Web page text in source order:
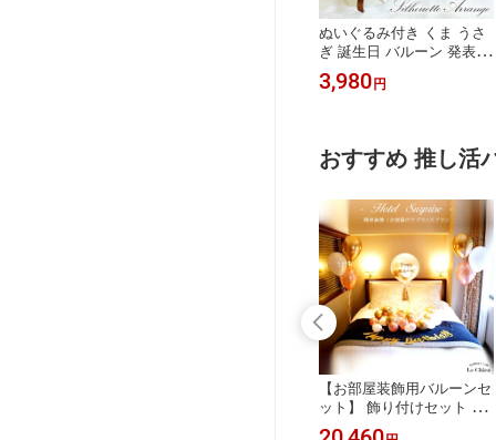
ぬいぐるみ付き くま うさ
ぎ 誕生日 バルーン 発表会
卒業 入学 母の日 出産祝い
退職 ギフト お祝い 電報
ト くすみ ニュアンス ベー
ジュ ピンク ブルー グリー
3,980円
おすすめ 推し活
【お部屋装飾用バルーンセ
ット】 飾り付けセット 装
飾 誕生日 バルーン ホテル